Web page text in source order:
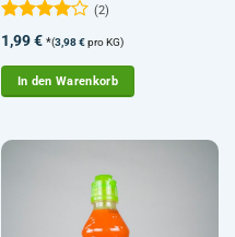
Bewertet
mit 4
von 5
(2)
1,99€ *(3,98€pro KG)
In den Warenkorb